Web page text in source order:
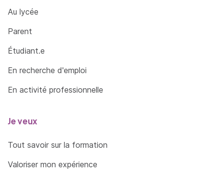
Au lycée
Parent
Étudiant.e
En recherche d'emploi
En activité professionnelle
Je veux
Tout savoir sur la formation
Valoriser mon expérience